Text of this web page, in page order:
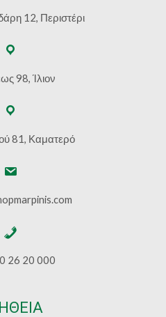
12, Περιστέρι
98, Ίλιον
81, Καματερό
26 20 000